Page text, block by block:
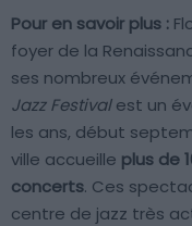
Pour en savoir plus :
foyer de la
ses nombreux
Jazz Festivalest un
les ans, début
ville accueille plus de
concerts. Ces
centre de jazz très